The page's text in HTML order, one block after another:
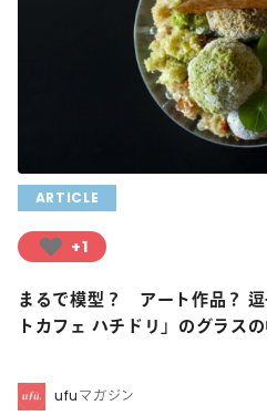
ARTICLE
+1
まるで模型？ アート作品？
トカフェ ハチドリ」のグラス
ufuマガジン